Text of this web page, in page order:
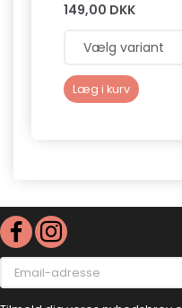
149,00 DKK
Læg i kurv
Email-
adresse